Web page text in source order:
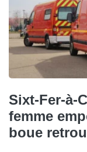
Sixt-Fer-à-
femme
boue